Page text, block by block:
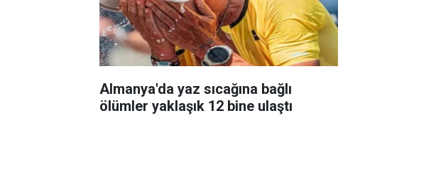
Almanya'da yaz sıcağına bağlı
ölümler yaklaşık 12 bine ulaştı